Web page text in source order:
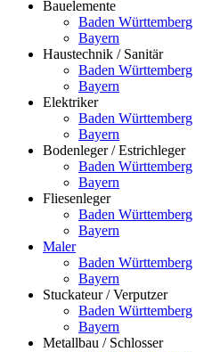
Bauelemente
Baden Württemberg
Bayern
Haustechnik / Sanitär
Baden Württemberg
Bayern
Elektriker
Baden Württemberg
Bayern
Bodenleger / Estrichleger
Baden Württemberg
Bayern
Fliesenleger
Baden Württemberg
Bayern
Maler
Baden Württemberg
Bayern
Stuckateur / Verputzer
Baden Württemberg
Bayern
Metallbau / Schlosser